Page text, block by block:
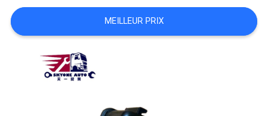
DEMANDEZ
UNE
CITATION
MEILLEUR PRIX